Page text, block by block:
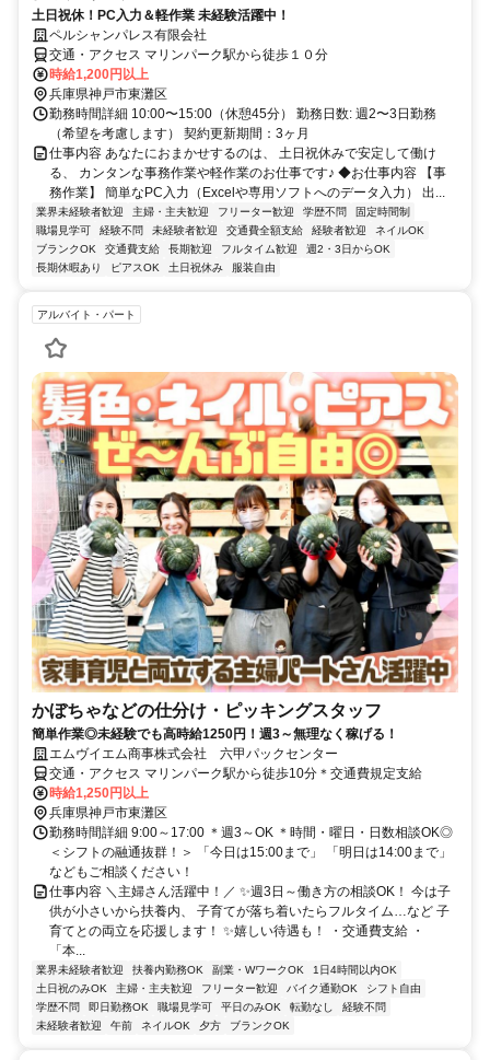
土日祝休！PC入力＆軽作業 未経験活躍中！
ペルシャンパレス有限会社
交通・アクセス マリンパーク駅から徒歩１０分
時給1,200円以上
兵庫県神戸市東灘区
勤務時間詳細 10:00〜15:00（休憩45分） 勤務日数: 週2〜3日勤務
（希望を考慮します） 契約更新期間：3ヶ月
仕事内容 あなたにおまかせするのは、 土日祝休みで安定して働け
る、 カンタンな事務作業や軽作業のお仕事です♪ ◆お仕事内容 【事
務作業】 簡単なPC入力（Excelや専用ソフトへのデータ入力） 出...
業界未経験者歓迎 主婦・主夫歓迎 フリーター歓迎 学歴不問
固定時間制
職場見学可
経験不問 未経験者歓迎 交通費全額支給 経験者歓迎
ネイルOK
ブランクOK
交通費支給 長期歓迎 フルタイム歓迎
週2・3日からOK
長期休暇あり
ピアスOK 土日祝休み 服装自由
アルバイト・パート
かぼちゃなどの仕分け・ピッキングスタッフ
簡単作業◎未経験でも高時給1250円！週3～無理なく稼げる！
エムヴイエム商事株式会社 六甲パックセンター
交通・アクセス マリンパーク駅から徒歩10分＊交通費規定支給
時給1,250円以上
兵庫県神戸市東灘区
勤務時間詳細 9:00～17:00 ＊週3～OK ＊時間・曜日・日数相談OK◎
＜シフトの融通抜群！＞ 「今日は15:00まで」 「明日は14:00まで」
などもご相談ください！
仕事内容 ＼主婦さん活躍中！／ ✨週3日～働き方の相談OK！ 今は子
供が小さいから扶養内、 子育てが落ち着いたらフルタイム…など 子
育てとの両立を応援します！ ✨嬉しい待遇も！ ・交通費支給 ・
「本...
業界未経験者歓迎 扶養内勤務OK 副業・WワークOK
1日4時間以内OK
土日祝のみOK
主婦・主夫歓迎 フリーター歓迎 バイク通勤OK
シフト自由
学歴不問
即日勤務OK 職場見学可 平日のみOK 転勤なし
経験不問
未経験者歓迎
午前 ネイルOK 夕方 ブランクOK